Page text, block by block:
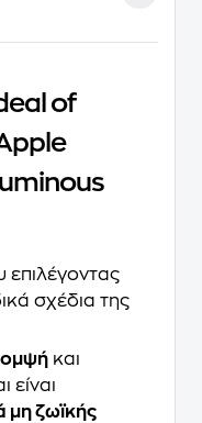
of
επιλέγοντας
σχέδια της
και
είναι
μη ζωϊκής